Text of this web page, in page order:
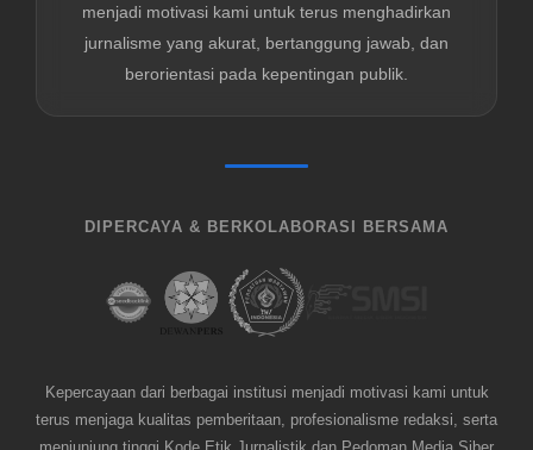
menjadi motivasi kami untuk terus menghadirkan
jurnalisme yang akurat, bertanggung jawab, dan
berorientasi pada kepentingan publik.
DIPERCAYA & BERKOLABORASI BERSAMA
Kepercayaan dari berbagai institusi menjadi motivasi kami untuk
terus menjaga kualitas pemberitaan, profesionalisme redaksi, serta